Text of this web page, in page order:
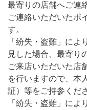
最寄りの店舗へご連
ご連絡いただいたポ
す。
「紛失・盗難」に
見した場合、最寄り
ご来店いただいた店
を行いますので、本
証）等をご持参くだ
「紛失・盗難」によ